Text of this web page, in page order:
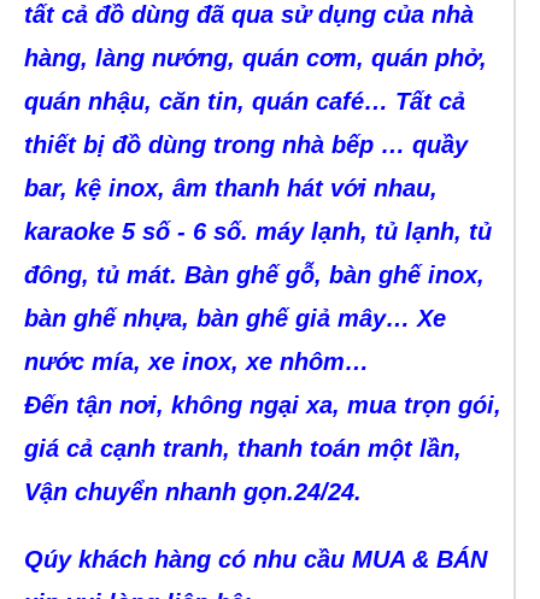
tất cả đồ dùng đã qua sử dụng của nhà
hàng, làng nướng, quán cơm, quán phở,
quán nhậu, căn tin, quán café… Tất cả
thiết bị đồ dùng trong nhà bếp … quầy
bar, kệ inox, âm thanh hát với nhau,
karaoke 5 số - 6 số. máy lạnh, tủ lạnh, tủ
đông, tủ mát. Bàn ghế gỗ, bàn ghế inox,
bàn ghế nhựa, bàn ghế giả mây… Xe
nước mía, xe inox, xe nhôm…
Đến tận nơi, không ngại xa, mua trọn gói,
giá cả cạnh tranh, thanh toán một lần,
Vận chuyển nhanh gọn.24/24.
Qúy khách hàng có nhu cầu MUA & BÁN